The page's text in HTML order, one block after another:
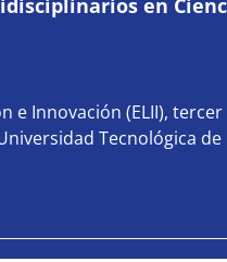
en
e Innovación (ELII), tercer
Tecnológica de